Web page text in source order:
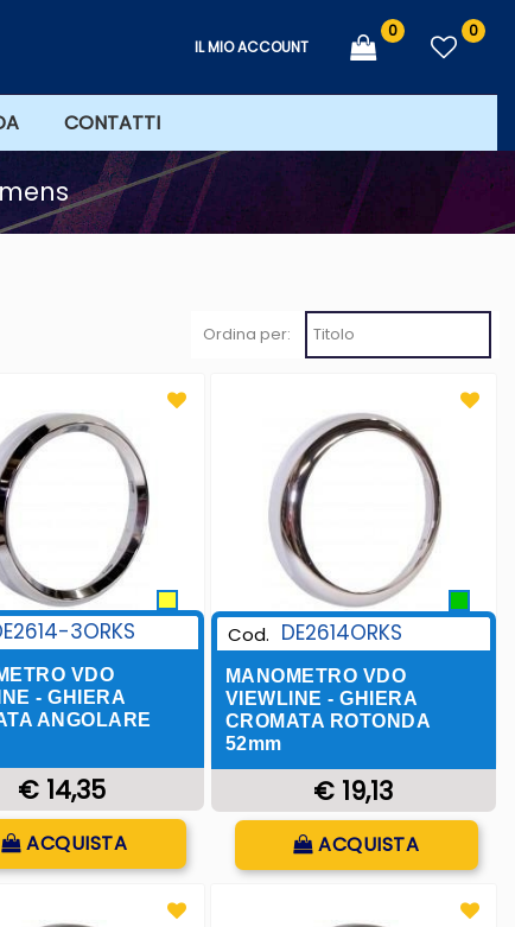
IL MIO ACCOUNT
0 0
CONTATTI
Ordina per:
3ORKS
VDO
- GHIERA
ANGOLARE
€ 14,35
Quantità
ACQUISTA
Cod. DE2614ORKS
MANOMETRO VDO
VIEWLINE - GHIERA
CROMATA ROTONDA
52mm
€ 19,13
ACQUISTA